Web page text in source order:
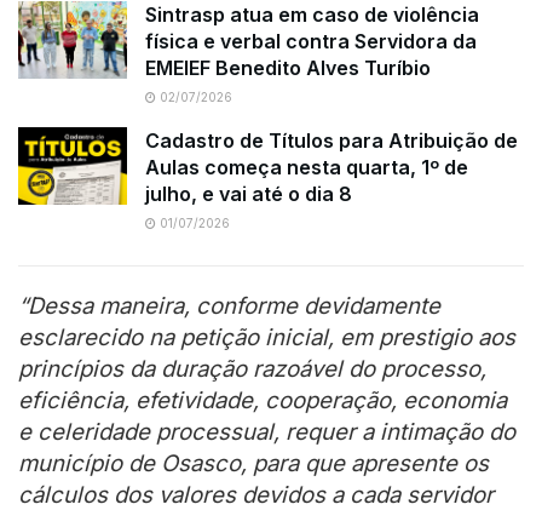
Sintrasp atua em caso de violência
física e verbal contra Servidora da
EMEIEF Benedito Alves Turíbio
02/07/2026
Cadastro de Títulos para Atribuição de
Aulas começa nesta quarta, 1º de
julho, e vai até o dia 8
01/07/2026
“Dessa maneira, conforme devidamente
esclarecido na petição inicial, em prestigio aos
princípios da duração razoável do processo,
eficiência, efetividade, cooperação, economia
e celeridade processual, requer a intimação do
município de Osasco, para que apresente os
cálculos dos valores devidos a cada servidor